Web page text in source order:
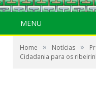
MENU
Home » Notícias »
Cidadania para os